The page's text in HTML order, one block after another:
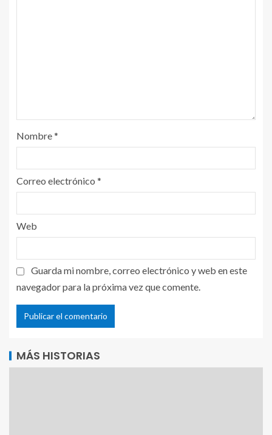
Nombre*
Correo electrónico *
Web
Guarda mi nombre, correo electrónico y web en este
navegador para la próxima vez que comente.
MÁS HISTORIAS